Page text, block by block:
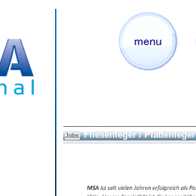
Jobs Fliesenleger / Plattenleger